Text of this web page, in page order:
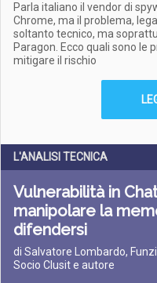
Parla italiano il vendor di
Chrome, ma il problema,
soltanto tecnico, ma
Paragon. Ecco quali sono
mitigare il rischio
L'ANALISI TECNICA
Vulnerabilità in
manipolare la
difendersi
di Salvatore Lombardo,
Socio Clusit e autore